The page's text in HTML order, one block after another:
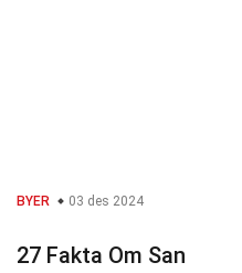
BYER 03 des 2024
27 Fakta Om San